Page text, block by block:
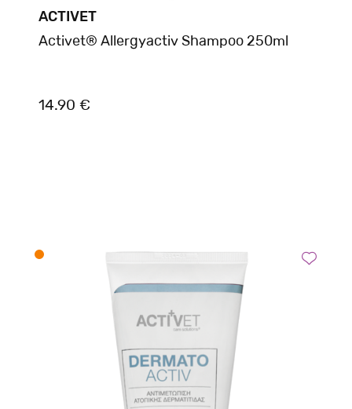
ACTIVET
Activet® Allergyactiv Shampoo 250ml
14.90 €